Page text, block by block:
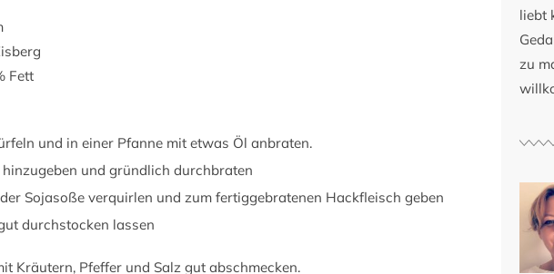
Fett
und in einer Pfanne mit etwas Öl anbraten.
und gründlich durchbraten
Sojasoße verquirlen und zum fertiggebratenen Hackfleisch geben
durchstocken lassen
Kräutern, Pfeffer und Salz gut abschmecken.
liebt
zu